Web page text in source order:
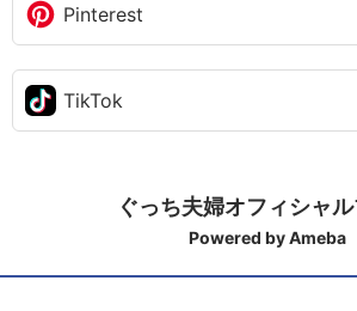
Pinterest
TikTok
ぐっち夫婦オフィシャ
Powered by Ameba